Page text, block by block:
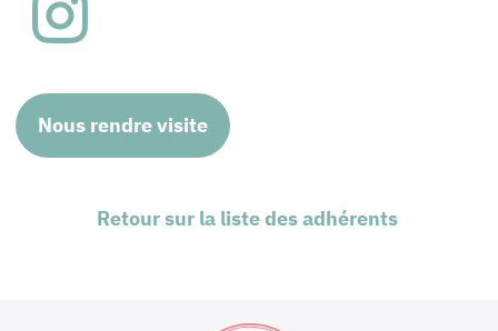
Nous rendre visite
Retour sur la liste des adhérents